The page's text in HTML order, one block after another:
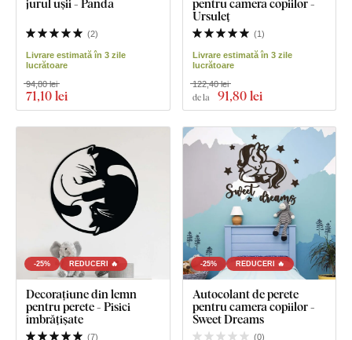
(2)
Livrare estimată în 3 zile
lucrătoare
71,10 lei
94,80 lei
Ursuleț
(1)
Livrare estimată în 3 zile
lucrătoare
de la 91,80 lei
122,40 lei
-25% REDUCERI 🔥
Decorațiune din lemn
pentru perete - Pisici
îmbrățișate
(7)
-25% REDUCERI 🔥
Autocolant de perete
pentru camera copiilor -
Sweet Dreams
(0)